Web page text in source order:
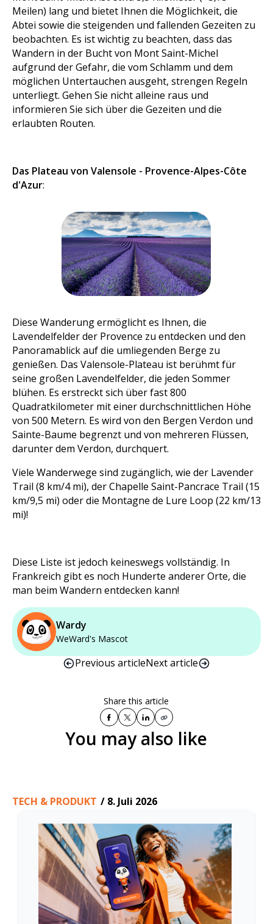
Meilen) lang und bietet Ihnen die Möglichkeit, die
Abtei sowie die steigenden und fallenden Gezeiten zu
beobachten. Es ist wichtig zu beachten, dass das
Wandern in der Bucht von Mont Saint-Michel
aufgrund der Gefahr, die vom Schlamm und dem
möglichen Untertauchen ausgeht, strengen Regeln
unterliegt. Gehen Sie nicht alleine raus und
informieren Sie sich über die Gezeiten und die
erlaubten Routen.
Das Plateau von Valensole - Provence-Alpes-Côte
d'Azur:
Diese Wanderung ermöglicht es Ihnen, die
Lavendelfelder der Provence zu entdecken und den
Panoramablick auf die umliegenden Berge zu
genießen. Das Valensole-Plateau ist berühmt für
seine großen Lavendelfelder, die jeden Sommer
blühen. Es erstreckt sich über fast 800
Quadratkilometer mit einer durchschnittlichen Höhe
von 500 Metern. Es wird von den Bergen Verdon und
Sainte-Baume begrenzt und von mehreren Flüssen,
darunter dem Verdon, durchquert.
Viele Wanderwege sind zugänglich, wie der Lavender
Trail (8 km/4 mi), der Chapelle Saint-Pancrace Trail (15
km/9,5 mi) oder die Montagne de Lure Loop (22 km/13
mi)!
Diese Liste ist jedoch keineswegs vollständig. In
Frankreich gibt es noch Hunderte anderer Orte, die
man beim Wandern entdecken kann!
Wardy
WeWard's Mascot
Previous articleNext article
Share this article
You may also like
TECH & PRODUKT / 8. Juli 2026